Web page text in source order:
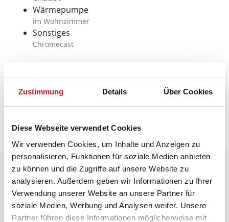
Zustimmung Details Über Cookies
Diese Webseite verwendet Cookies
Wir verwenden Cookies, um Inhalte und Anzeigen zu
personalisieren, Funktionen für soziale Medien anbieten
zu können und die Zugriffe auf unsere Website zu
analysieren. Außerdem geben wir Informationen zu Ihrer
Verwendung unserer Website an unsere Partner für
soziale Medien, Werbung und Analysen weiter. Unsere
Partner führen diese Informationen möglicherweise mit
Wärmepumpe
im Wohnzimmer
Sonstiges
Chromecast
Raumaufteilung